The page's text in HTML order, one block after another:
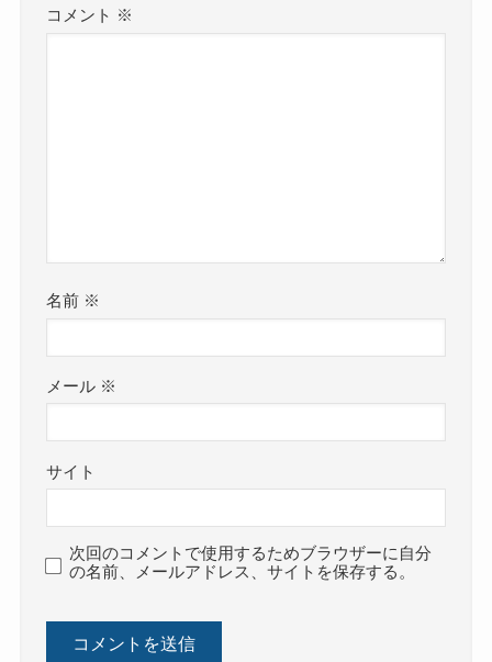
コメント ※
名前 ※
メール ※
サイト
次回のコメントで使用するためブラウザーに自分
の名前、メールアドレス、サイトを保存する。